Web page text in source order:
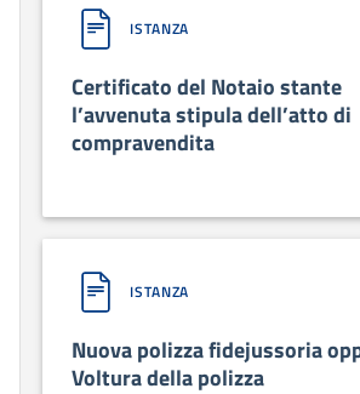
ISTANZA
Certificato del Notaio stante
l’avvenuta stipula dell’atto di
compravendita
ISTANZA
Nuova polizza fidejussoria
Voltura della polizza